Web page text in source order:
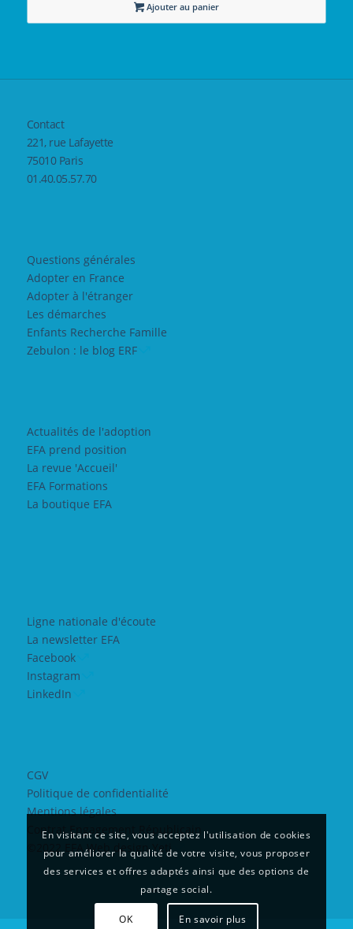
Ajouter au panier
Contact
221, rue Lafayette
75010 Paris
01.40.05.57.70
Questions générales
Adopter en France
Adopter à l'étranger
Les démarches
Enfants Recherche Famille
Zebulon : le blog ERF
Actualités de l'adoption
EFA prend position
La revue 'Accueil'
EFA Formations
La boutique EFA
Ligne nationale d'écoute
La newsletter EFA
Facebook
Instagram
LinkedIn
CGV
Politique de confidentialité
Mentions légales
Contrat Engagement Républicain
©2022 EFA Web design Yeti
En visitant ce site, vous acceptez l'utilisation de cookies
pour améliorer la qualité de votre visite, vous proposer
des services et offres adaptés ainsi que des options de
partage social.
OK En savoir plus